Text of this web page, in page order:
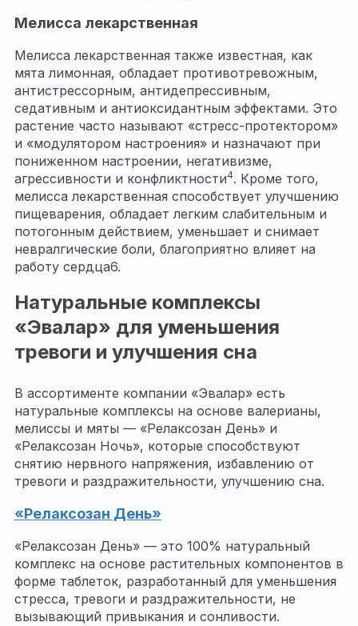
Мелисса лекарственная
Мелисса лекарственная также известная, как
мята лимонная, обладает противотревожным,
антистрессорным, антидепрессивным,
седативным и антиоксидантным эффектами. Это
растение часто называют «стресс-протектором»
и «модулятором настроения» и назначают при
пониженном настроении, негативизме,
агрессивности и конфликтности4. Кроме того,
мелисса лекарственная способствует улучшению
пищеварения, обладает легким слабительным и
потогонным действием, уменьшает и снимает
невралгические боли, благоприятно влияет на
работу сердца6.
Натуральные комплексы
«Эвалар» для уменьшения
тревоги и улучшения сна
В ассортименте компании «Эвалар» есть
натуральные комплексы на основе валерианы,
мелиссы и мяты — «Релаксозан День» и
«Релаксозан Ночь», которые способствуют
снятию нервного напряжения, избавлению от
тревоги и раздражительности, улучшению сна.
«Релаксозан День»
«Релаксозан День» — это 100% натуральный
комплекс на основе растительных компонентов в
форме таблеток, разработанный для уменьшения
стресса, тревоги и раздражительности, не
вызывающий привыкания и сонливости.